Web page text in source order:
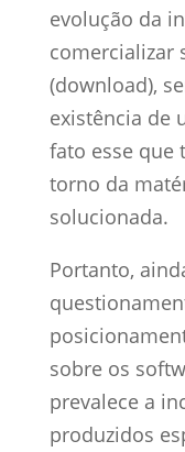
evolução da
comercializar
(download),
existência de
fato esse que
torno da
solucionada.
Portanto,
sobre os
prevalece a
produzidos